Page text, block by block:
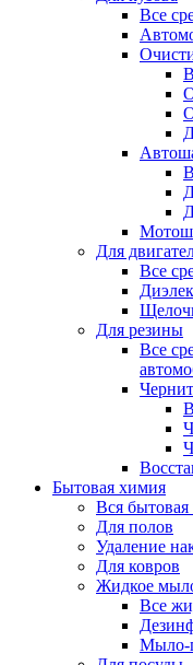
Все
Для
Все
Для резины
Все
Бытовая химия
Вся
Для полов
Удаление
Для ковров
Жидкое
Все
Мыло-